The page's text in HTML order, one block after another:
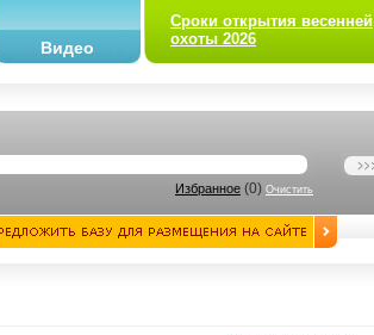
Видео
Сроки открытия весенней
охоты 2026
Избранное (0) Очистить